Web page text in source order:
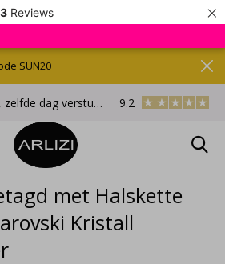
Reviews ×
dag verstuurd Gratis
9.2
SUN20
met Halskette
Kristall